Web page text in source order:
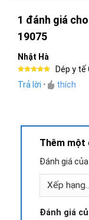
1 đánh giá cho
19075
Nhật Hà
hạng55
Dép y tế
Trả lời • thích
Thêm một
Đánh giá
Đánh giá